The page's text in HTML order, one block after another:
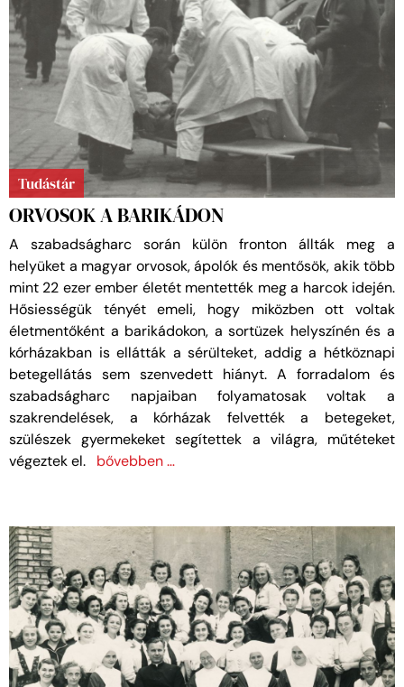
Tudástár
ORVOSOK A BARIKÁDON
A szabadságharc során külön fronton állták meg a
helyüket a magyar orvosok, ápolók és mentősök, akik több
mint 22 ezer ember életét mentették meg a harcok idején.
Hősiességük tényét emeli, hogy miközben ott voltak
életmentőként a barikádokon, a sortüzek helyszínén és a
kórházakban is ellátták a sérülteket, addig a hétköznapi
betegellátás sem szenvedett hiányt. A forradalom és
szabadságharc napjaiban folyamatosak voltak a
szakrendelések, a kórházak felvették a betegeket,
szülészek gyermekeket segítettek a világra, műtéteket
végeztek el.
bővebben …